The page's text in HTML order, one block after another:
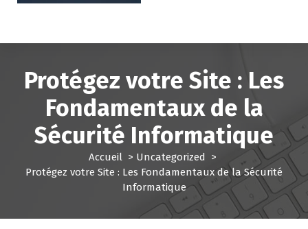
e
Protégez votre Site : Les
Fondamentaux de la
Sécurité Informatique
Accueil > Uncategorized >
Protégez votre Site : Les Fondamentaux de la Sécurité
Informatique